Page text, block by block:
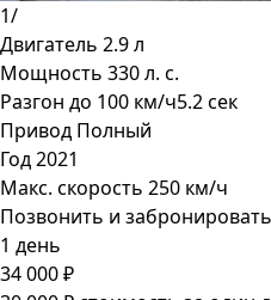
1/
Двигатель 2.9 л
Мощность 330 л. с.
Разгон до 100 км/ч5.2 сек
Привод Полный
Год2021
Макс. скорость 250 км/ч
Позвонить и забронировать
1 день
34 000 ₽